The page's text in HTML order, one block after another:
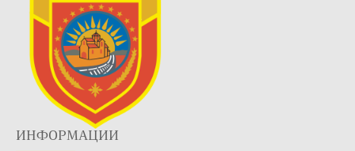
ИНФОРМАЦИИ